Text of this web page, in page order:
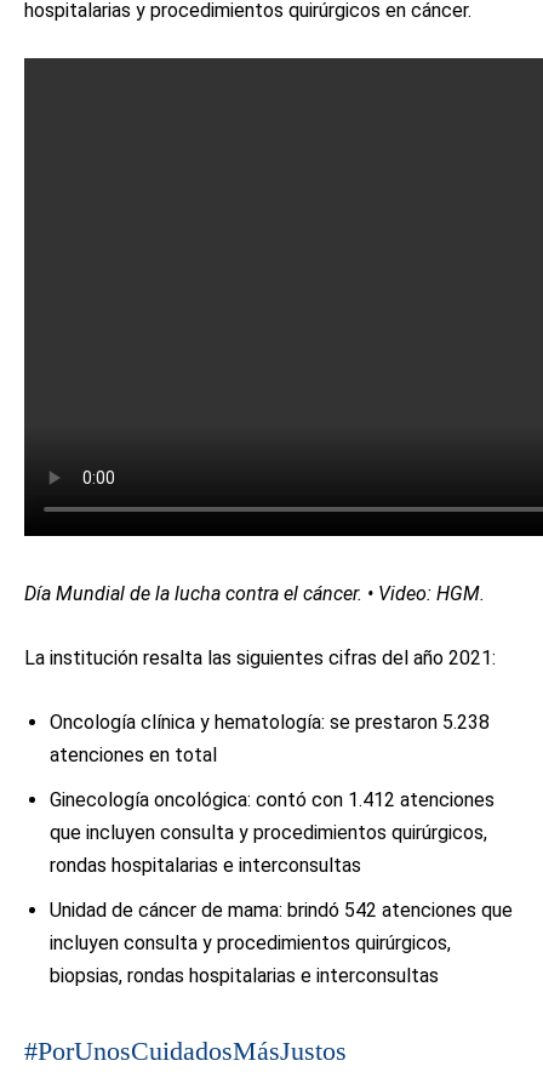
hospitalarias y procedimientos quirúrgicos en cáncer.
Día Mundial de la lucha contra el cáncer. • Video: HGM.
La institución resalta las siguientes cifras del año 2021:
Oncología clínica y hematología: se prestaron 5.238
atenciones en total
Ginecología oncológica: contó con 1.412 atenciones
que incluyen consulta y procedimientos quirúrgicos,
rondas hospitalarias e interconsultas
Unidad de cáncer de mama: brindó 542 atenciones que
incluyen consulta y procedimientos quirúrgicos,
biopsias, rondas hospitalarias e interconsultas
#PorUnosCuidadosMásJustos